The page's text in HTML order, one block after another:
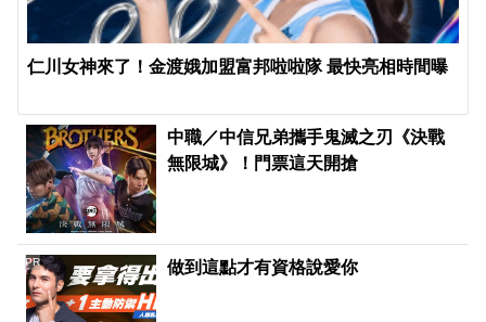
仁川女神來了！金渡娥加盟富邦啦啦隊 最快亮相時間曝
中職／中信兄弟攜手鬼滅之刃《決戰
無限城》！門票這天開搶
做到這點才有資格說愛你
PR